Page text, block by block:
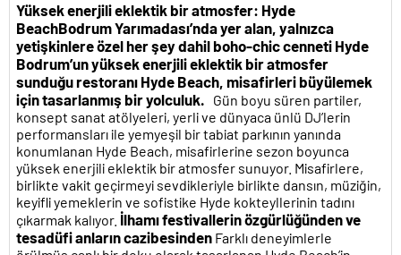
Yüksek enerjili eklektik bir atmosfer: Hyde
BeachBodrum Yarımadası’nda yer alan, yalnızca
yetişkinlere özel her şey dahil boho-chic cenneti Hyde
Bodrum’un yüksek enerjili eklektik bir atmosfer
sunduğu restoranı Hyde Beach, misafirleri büyülemek
için tasarlanmış bir yolculuk. Gün boyu süren partiler,
konsept sanat atölyeleri, yerli ve dünyaca ünlü DJ’lerin
performansları ile yemyeşil bir tabiat parkının yanında
konumlanan Hyde Beach, misafirlerine sezon boyunca
yüksek enerjili eklektik bir atmosfer sunuyor. Misafirlere,
birlikte vakit geçirmeyi sevdikleriyle birlikte dansın, müziğin,
keyifli yemeklerin ve sofistike Hyde kokteyllerinin tadını
çıkarmak kalıyor. İlhamı festivallerin özgürlüğünden ve
tesadüfi anların cazibesinden Farklı deneyimlerle